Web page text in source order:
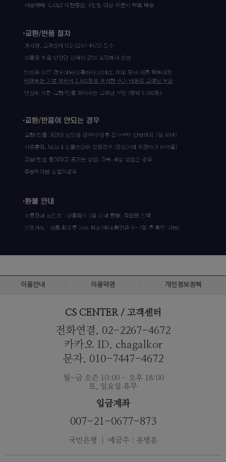
이용안내 이용약관 개인정보정책
CS CENTER / 고객센터
전화연결. 02-2267-4672
카카오 ID. chagalkor
문자. 010-7447-4672
월~금 오즌 10:00 - 오후 18:00
토, 일요일 휴무
입금계좌
007-21-0677-873
국민은행 ｜ 예금주 : 유병훈